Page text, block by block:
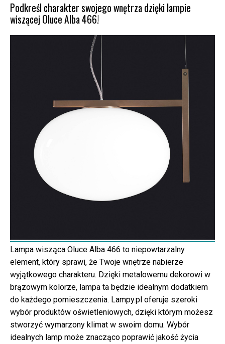
Podkreśl charakter swojego wnętrza dzięki lampie
wiszącej Oluce Alba 466!
Lampa wisząca Oluce Alba 466 to niepowtarzalny
element, który sprawi, że Twoje wnętrze nabierze
wyjątkowego charakteru. Dzięki metalowemu dekorowi w
brązowym kolorze, lampa ta będzie idealnym dodatkiem
do każdego pomieszczenia. Lampy.pl oferuje szeroki
wybór produktów oświetleniowych, dzięki którym możesz
stworzyć wymarzony klimat w swoim domu. Wybór
idealnych lamp może znacząco poprawić jakość życia